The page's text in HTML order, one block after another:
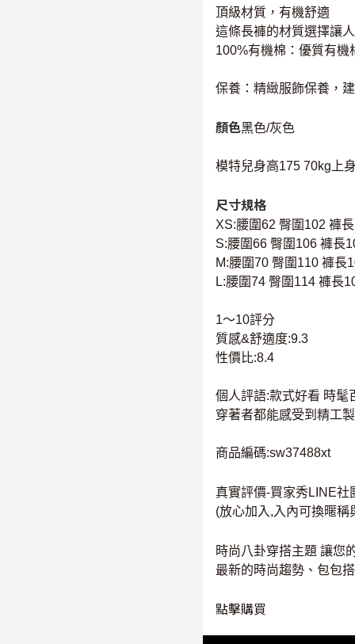
頂級材質，有機舒適
這條長褲的材質選擇讓
100%有機棉：優質有
保養：精緻服飾保養，
顏色黑色/灰色
模特兒身高175 70kg上
尺寸規格
XS:腰圍62 臀圍102 褲
S:腰圍66 臀圍106 褲長
M:腰圍70 臀圍110 褲長
L:腰圍74 臀圍114 褲長
1～10評分
質感&舒適度:9.3
性價比:8.4
個人評語:款式好看 時髦
穿著者都能感受到精工
商品編碼:sw37488xt
真實評價-買家秀LINE社
(放心加入,入內可換暱稱
時尚八卦穿搭主題 讓您
最新的時尚趨勢、包包
點擊購買